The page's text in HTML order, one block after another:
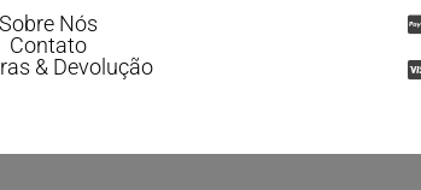
Sobre Nós
Contato
& Devolução